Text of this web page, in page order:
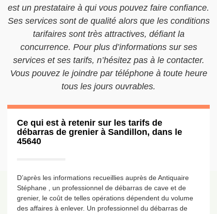
est un prestataire à qui vous pouvez faire confiance.
Ses services sont de qualité alors que les conditions
tarifaires sont très attractives, défiant la
concurrence. Pour plus d’informations sur ses
services et ses tarifs, n’hésitez pas à le contacter.
Vous pouvez le joindre par téléphone à toute heure
tous les jours ouvrables.
Ce qui est à retenir sur les tarifs de
débarras de grenier à Sandillon, dans le
45640
D’après les informations recueillies auprès de Antiquaire
Stéphane , un professionnel de débarras de cave et de
grenier, le coût de telles opérations dépendent du volume
des affaires à enlever. Un professionnel du débarras de